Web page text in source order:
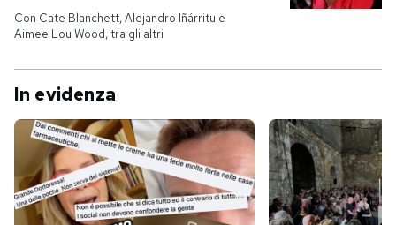
Con Cate Blanchett, Alejandro Iñárritu e
Aimee Lou Wood, tra gli altri
In evidenza